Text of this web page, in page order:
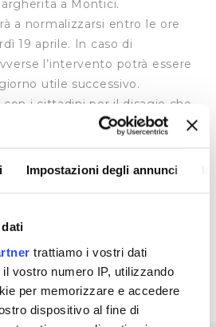
Impostazioni degli annunci
trattiamo i vostri dati
vostro numero IP, utilizzando
per memorizzare e accedere
dispositivo al fine di
a Montici.
a normalizzarsi entro le ore
19 aprile. In caso di
l’intervento potrà essere
utile successivo.
con i cittadini per il disagio che